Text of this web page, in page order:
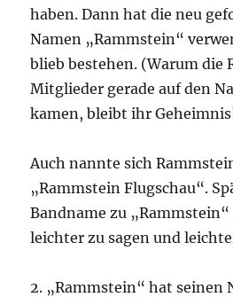
haben. Dann hat die neu
Namen „Rammstein“
blieb bestehen. (Warum die
Mitglieder gerade auf den
kamen, bleibt ihr
Auch nannte sich
„Rammstein Flugschau“.
Bandname zu
leichter zu sagen und
2. „Rammstein“ hat seinen